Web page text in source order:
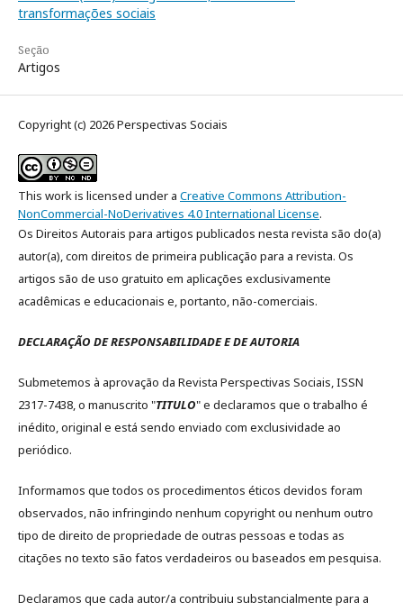
transformações sociais
Seção
Artigos
Copyright (c) 2026 Perspectivas Sociais
This work is licensed under a Creative Commons Attribution-
NonCommercial-NoDerivatives 4.0 International License.
Os Direitos Autorais para artigos publicados nesta revista são do(a)
autor(a), com direitos de primeira publicação para a revista. Os
artigos são de uso gratuito em aplicações exclusivamente
acadêmicas e educacionais e, portanto, não-comerciais.
DECLARAÇÃO DE RESPONSABILIDADE E DE AUTORIA
Submetemos à aprovação da Revista Perspectivas Sociais, ISSN
2317-7438, o manuscrito "TITULO" e declaramos que o trabalho é
inédito, original e está sendo enviado com exclusividade ao
periódico.
Informamos que todos os procedimentos éticos devidos foram
observados, não infringindo nenhum copyright ou nenhum outro
tipo de direito de propriedade de outras pessoas e todas as
citações no texto são fatos verdadeiros ou baseados em pesquisa.
Declaramos que cada autor/a contribuiu substancialmente para a